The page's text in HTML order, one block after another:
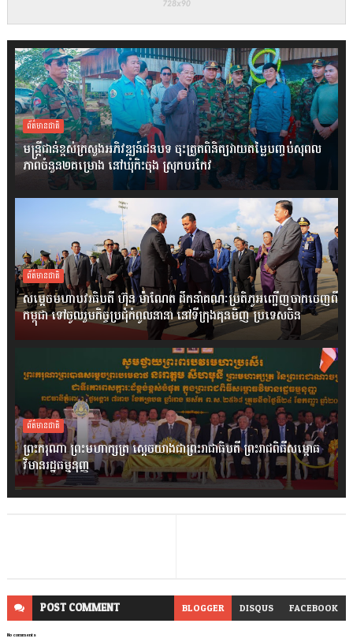
ព័ត៌មានជាតិ
មន្ត្រីជាន់ខ្ពស់ក្រសួងអភិវឌ្ឍន៍ជនបទ ចុះត្រួតពិនិត្យវាយតម្លៃបញ្ចប់សុពល
ភាពចំនួន២គម្រោង នៅឃុំកិះចុង ស្រុកបរកែវ
ព័ត៌មានជាតិ
សម្តេចមហាបវរធិបតី ហ៊ុន ម៉ាណែត ដឹកនាំគណៈប្រតិភូអញ្ជើញចាកចេញពី
កម្ពុជា ទៅចូលរួមកិច្ចប្រជុំកំពូលនានា នៅទីក្រុងគុនមិញ ប្រទេសចិន
ព័ត៌មានជាតិ
ព្រះករុណា ព្រះមហាក្សត្រ ស្តេចយាងជាព្រះរាជាធិបតី ព្រះរាជពិធីសម្ពោធ
វិមានរដ្ឋធម្មនុញ្ញ
POSTCOMMENT BLOGGER DISQUS FACEBOOK
No comments